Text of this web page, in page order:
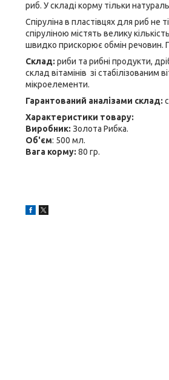
риб. У складі корму тільки
Спіруліна в пластівцях для риб не
спіруліною містять велику
швидко прискорює обмін речовин.
Склад: риби та рибні продукти,
склад вітамінів зі стабілізованим
мікроелементи.
Гарантований аналізами склад:
Характеристики товару:
Виробник: Золота Рибка.
Об'єм: 500 мл.
Вага корму: 80 гр.